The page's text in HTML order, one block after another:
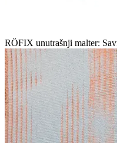
RÖFIX unutrašnji malter: